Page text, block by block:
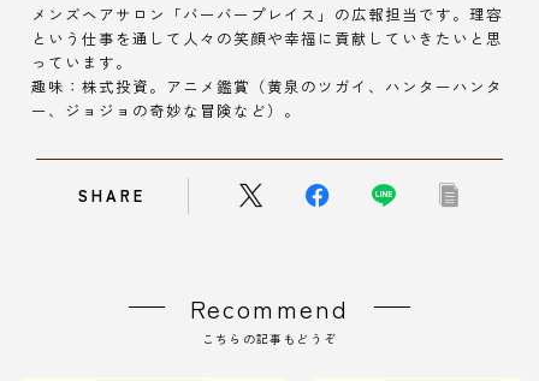
メンズヘアサロン「バーバープレイス」の広報担当です。理容
という仕事を通して人々の笑顔や幸福に貢献していきたいと思
っています。
趣味：株式投資。アニメ鑑賞（黄泉のツガイ、ハンターハンタ
ー、ジョジョの奇妙な冒険など）。
SHARE
Recommend
こちらの記事もどうぞ